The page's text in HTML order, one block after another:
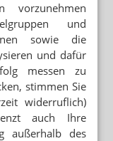
vorzunehmen
und
sowie die
und dafür
messen zu
stimmen Sie
widerruflich)
auch Ihre
außerhalb des